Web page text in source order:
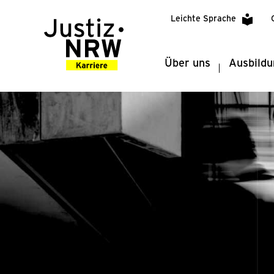
Leichte Sprache
Über uns